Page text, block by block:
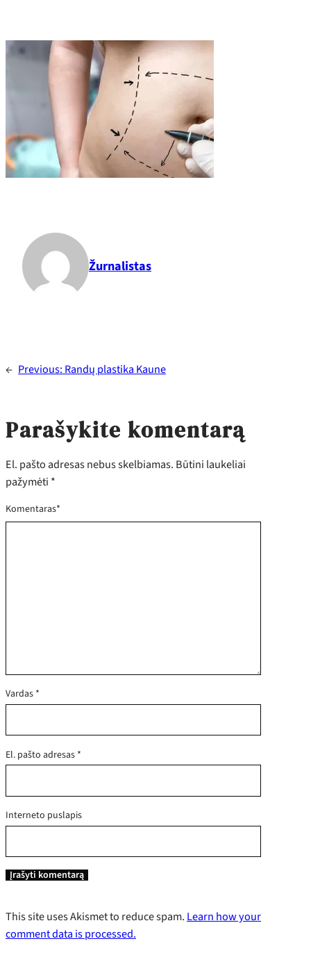
Žurnalistas
← Previous: Randų plastika Kaune
Parašykite komentarą
El. pašto adresas nebus skelbiamas. Būtini laukeliai
pažymėti *
Komentaras*
Vardas *
El. pašto adresas *
Interneto puslapis
This site uses Akismet to reduce spam. Learn how your
comment data is processed.